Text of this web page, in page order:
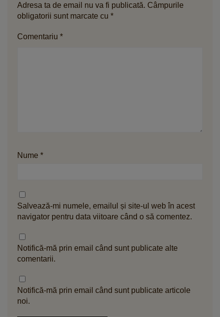
Adresa ta de email nu va fi publicată. Câmpurile
obligatorii sunt marcate cu *
Comentariu *
Nume *
Salvează-mi numele, emailul și site-ul web în acest
navigator pentru data viitoare când o să comentez.
Notifică-mă prin email când sunt publicate alte
comentarii.
Notifică-mă prin email când sunt publicate articole
noi.